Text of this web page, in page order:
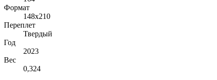
Формат
148х210
Переплет
Твердый
Год
2023
Вес
0,324